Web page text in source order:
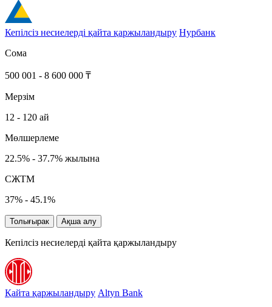
Кепілсіз несиелерді қайта қаржыландыру Нурбанк
Сома
500 001 - 8 600 000 ₸
Мерзім
12 - 120 ай
Мөлшерлеме
22.5% - 37.7% жылына
СЖТМ
37% - 45.1%
Толығырак Ақша алу
Кепілсіз несиелерді қайта қаржыландыру
Қайта қаржыландыру Altyn Bank